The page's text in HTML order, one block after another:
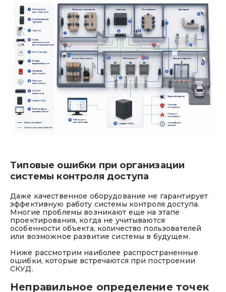
Типовые ошибки при организации
системы контроля доступа
Даже качественное оборудование не гарантирует
эффективную работу системы контроля доступа.
Многие проблемы возникают еще на этапе
проектирования, когда не учитываются
особенности объекта, количество пользователей
или возможное развитие системы в будущем.
Ниже рассмотрим наиболее распространенные
ошибки, которые встречаются при построении
СКУД.
Неправильное определение точек